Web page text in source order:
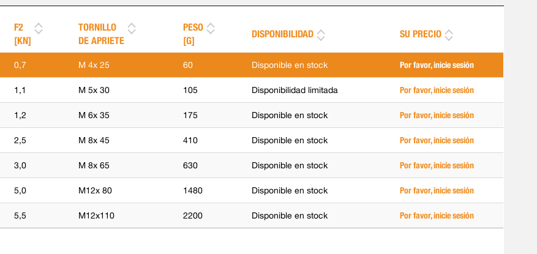
F2
[KN]
TORNILLO
DE APRIETE
PESO
[G]
DISPONIBILIDAD SU PRECIO
0,7 M 4x 25 60 Disponible en stock Por favor, inicie sesión
1,1 M 5x 30 105 Disponibilidad limitada Por favor, inicie sesión
1,2 M 6x 35 175 Disponible en stock Por favor, inicie sesión
2,5 M 8x 45 410 Disponible en stock Por favor, inicie sesión
3,0 M 8x 65 630 Disponible en stock Por favor, inicie sesión
5,0 M12x 80 1480 Disponible en stock Por favor, inicie sesión
5,5 M12x110 2200 Disponible en stock Por favor, inicie sesión